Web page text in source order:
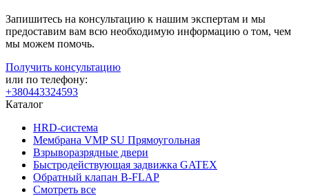
Запишитесь на консультацию к нашим экспертам и мы
предоставим вам всю необходимую информацию о том, чем
мы можем помочь.
Получить консультацию
или по телефону:
+380443324593
Каталог
HRD-система
Мембрана VMP SU Прямоугольная
Взрыворазрядные двери
Быстродействующая задвижка GATEX
Обратный клапан B-FLAP
Смотреть все